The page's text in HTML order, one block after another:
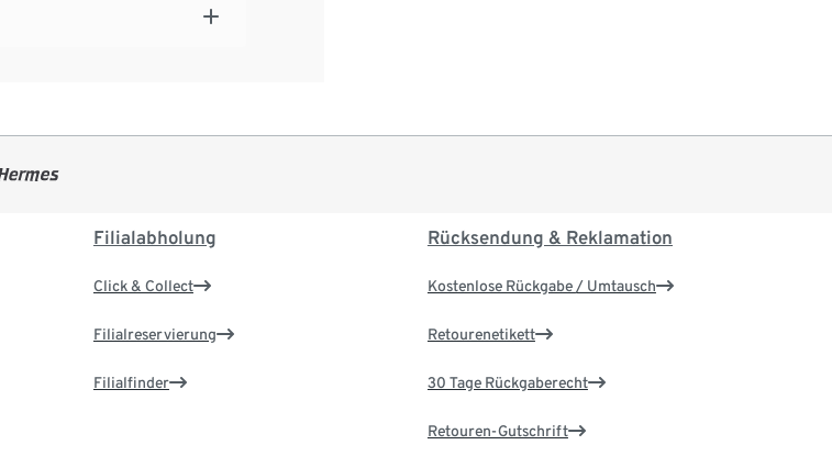
Filialabholung
Click & Collect
Filialreservierung
Filialfinder
Rücksendung & Reklamation
Kostenlose Rückgabe / Umtausch
Retourenetikett
30 Tage Rückgaberecht
Retouren-Gutschrift